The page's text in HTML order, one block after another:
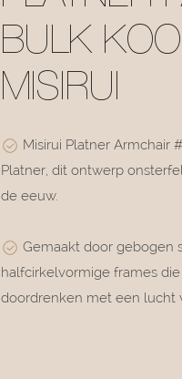
BULK
MISIRUI
Misirui Platner Armchair
Platner, dit ontwerp
de eeuw.
Gemaakt door gebogen
halfcirkelvormige frames
doordrenken met een lucht